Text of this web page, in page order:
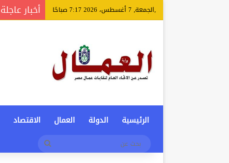
,الجمعة, 7 أغسطس، 2026 7:17 صباحًا أخبار عاجلة
الرئيسية الدولة العمال الاقتصاد